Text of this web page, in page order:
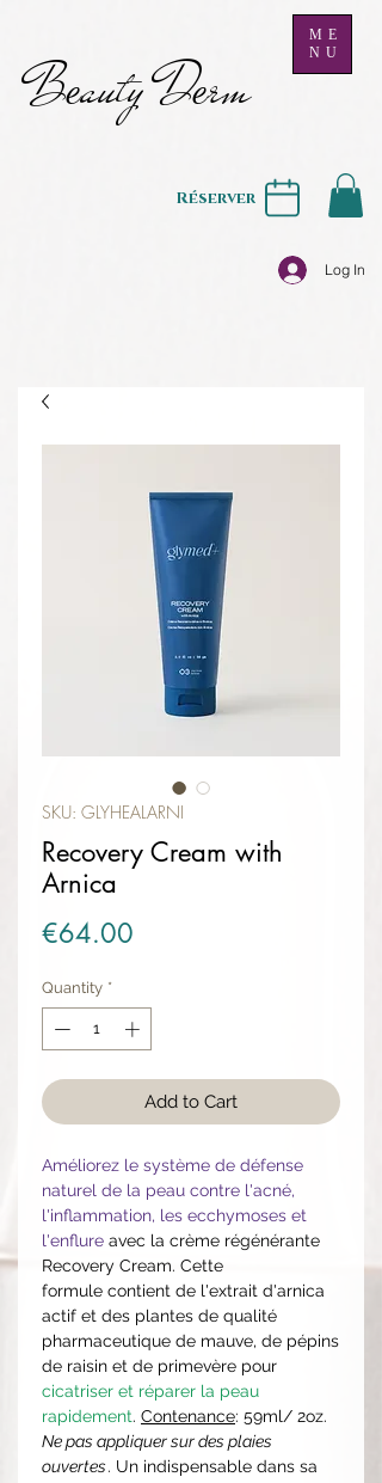
Beauty Derm
ME
NU
Log In
Réserver
SKU: GLYHEALARNI
Recovery Cream with
Arnica
€64.00
Quantity *
Add to Cart
Améliorez le système de défense
naturel de la peau contre l'acné,
l'inflammation, les ecchymoses et
l'enflure avec la crème régénérante
Recovery Cream. Cette
formule contient de l'extrait d'arnica
actif et des plantes de qualité
pharmaceutique de mauve, de pépins
de raisin et de primevère pour
cicatriser et réparer la peau
rapidement. Contenance: 59ml/ 2oz.
Ne pas appliquer sur des plaies
ouvertes. Un indispensable dans sa